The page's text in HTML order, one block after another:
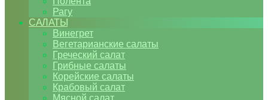
Рагу
САЛАТЫ
Винегрет
Вегетарианские салаты
Греческий салат
Грибные салаты
Корейские салаты
Крабовый салат
Мясной салат